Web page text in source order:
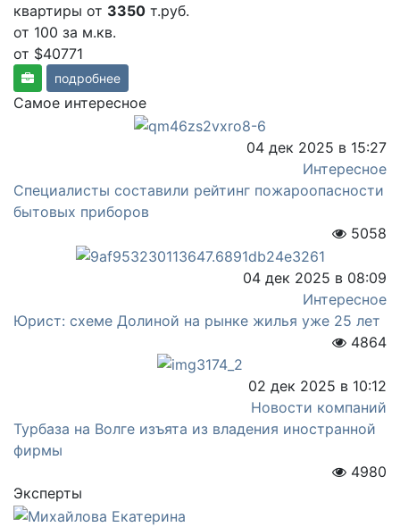
квартиры от 3350 т.руб.
от 100 за м.кв.
от $40771
подробнее
Самое интересное
04 дек 2025 в 15:27
Интересное
Специалисты составили рейтинг пожароопасности
бытовых приборов
5058
04 дек 2025 в 08:09
Интересное
Юрист: схеме Долиной на рынке жилья уже 25 лет
4864
02 дек 2025 в 10:12
Новости компаний
Турбаза на Волге изъята из владения иностранной
фирмы
4980
Эксперты